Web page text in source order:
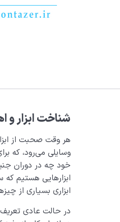
شناخت ابزار و
هر وقت صحبت از
وسایلی می‌رود، که
خود چه در دوران
ابزارهایی هستیم که
ابزاری بسیاری از
در حالت عادی